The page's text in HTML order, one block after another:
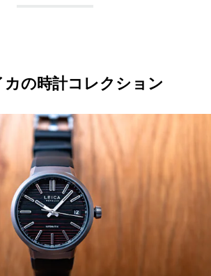
の時計コレクション